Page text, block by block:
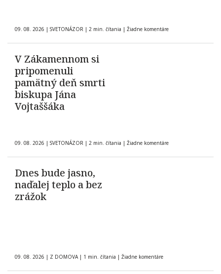
09. 08. 2026 | SVETONÁZOR | 2 min. čítania | Žiadne komentáre
V Zákamennom si
pripomenuli
pamätný deň smrti
biskupa Jána
Vojtaššáka
09. 08. 2026 | SVETONÁZOR | 2 min. čítania | Žiadne komentáre
Dnes bude jasno,
naďalej teplo a bez
zrážok
09. 08. 2026 | Z DOMOVA | 1 min. čítania | Žiadne komentáre